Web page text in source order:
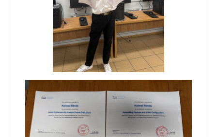
Informatycy zapraszają do
Staszica w Iłży!
Zakończenie roku maturzystów